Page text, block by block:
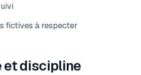
fictives à respecter
et discipline